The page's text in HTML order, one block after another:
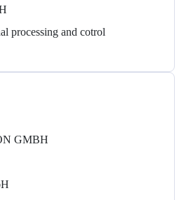
processing and cotrol
GMBH